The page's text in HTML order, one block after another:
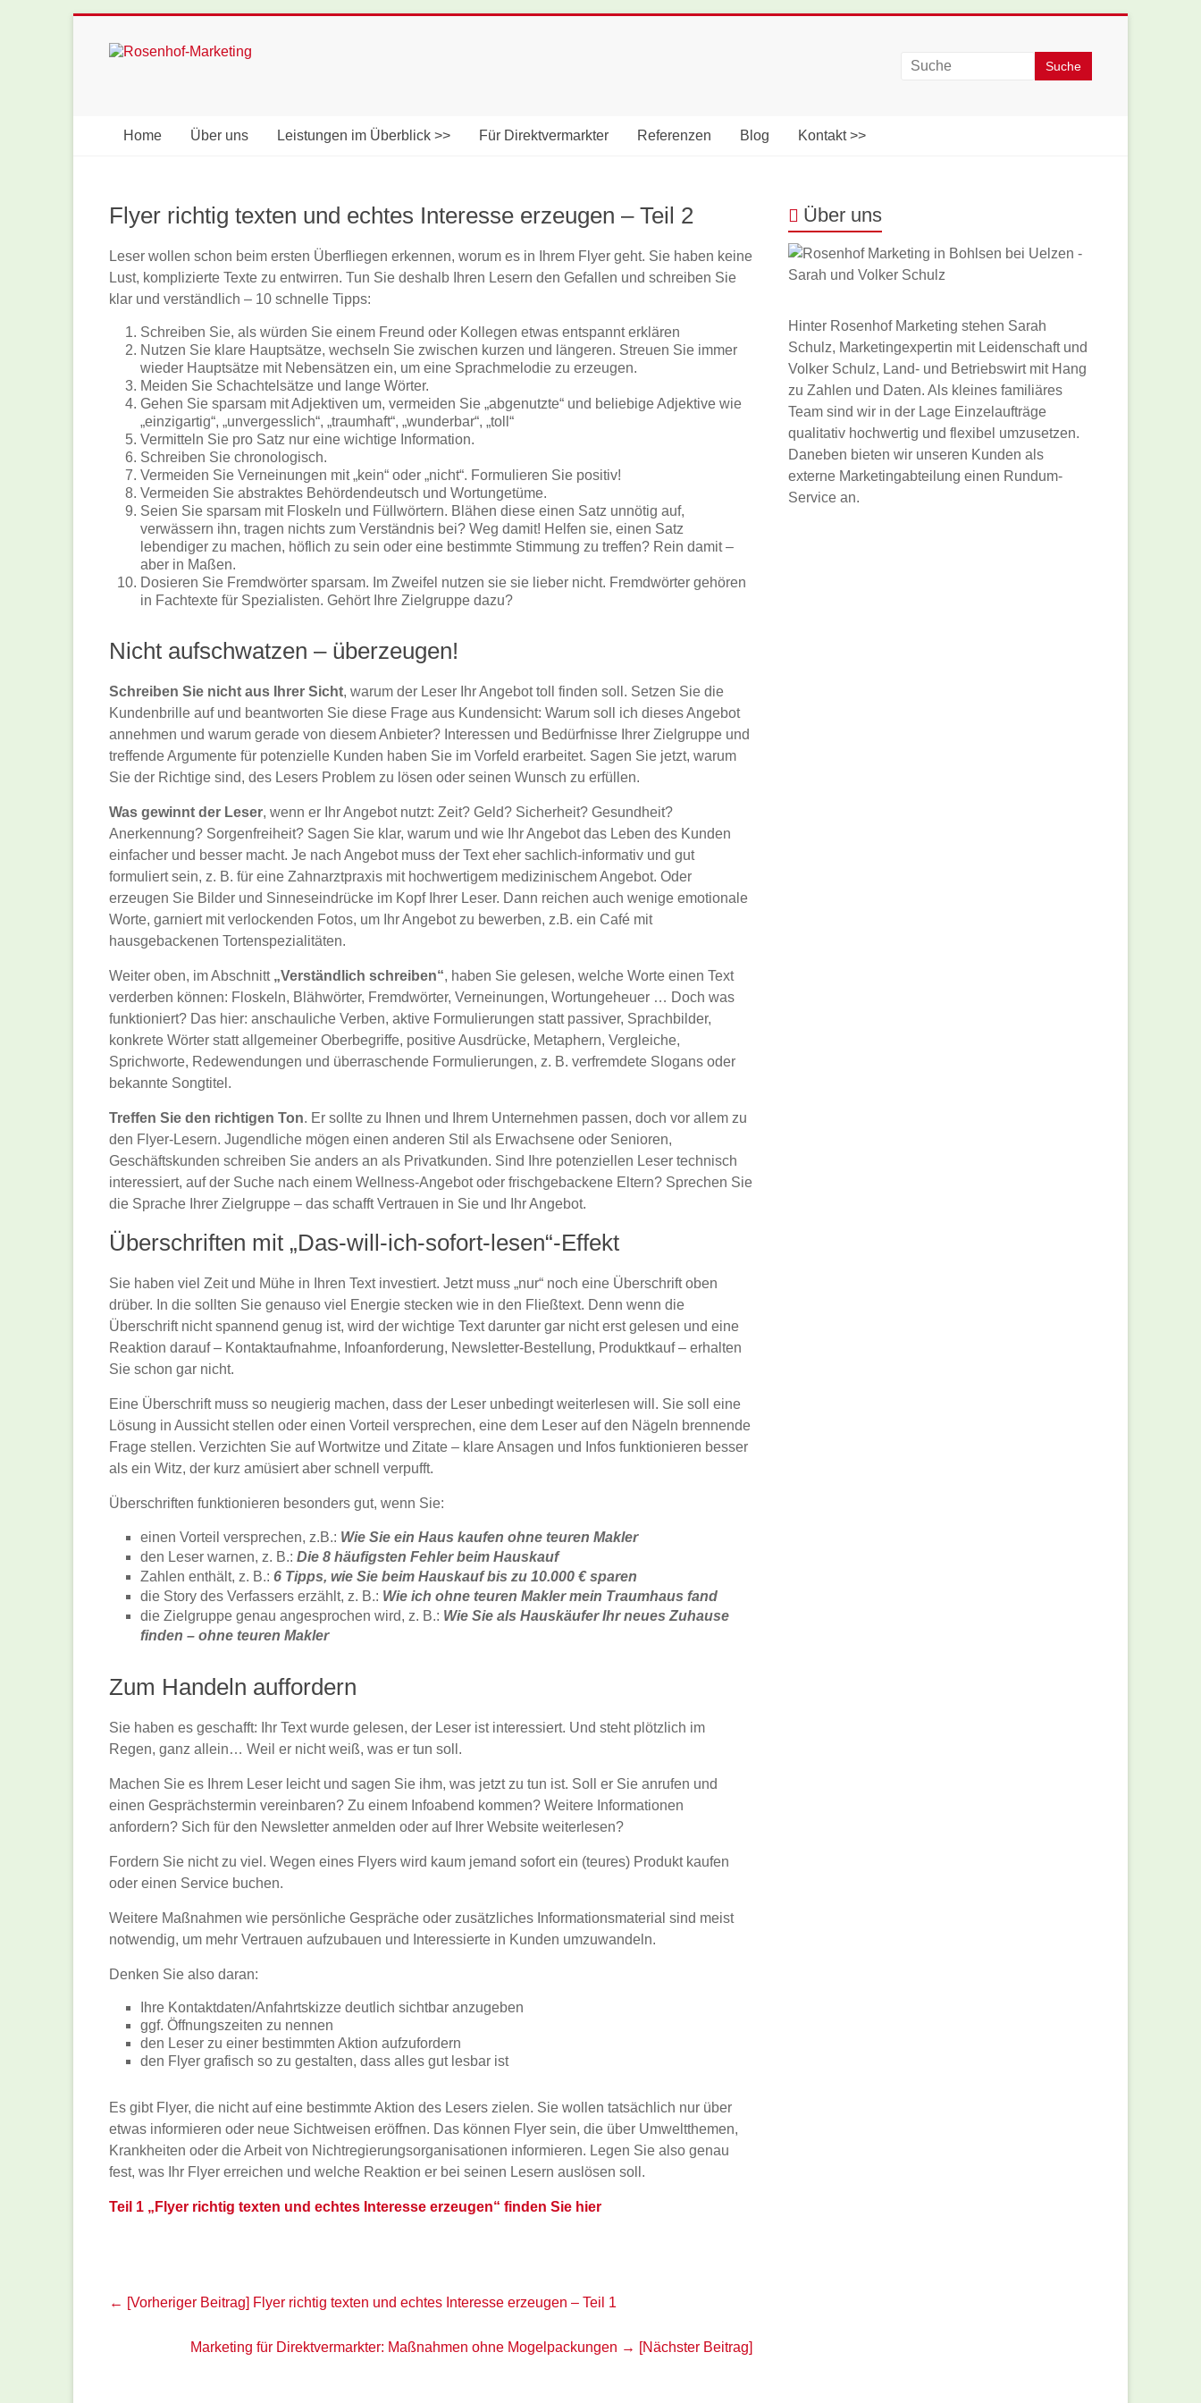
contentRosenhof-
Home Über uns Leistungen im Überblick >> Für Direktvermarkter Referenzen Blog Kontakt >>
Flyer richtig texten und echtes Interesse erzeugen – Teil 2
Leser wollen schon beim ersten Überfliegen erkennen, worum es in Ihrem Flyer geht. Sie haben keine
Lust, komplizierte Texte zu entwirren. Tun Sie deshalb Ihren Lesern den Gefallen und schreiben Sie
klar und verständlich – 10 schnelle Tipps:
Schreiben Sie, als würden Sie einem Freund oder Kollegen etwas entspannt erklären
Nutzen Sie klare Hauptsätze, wechseln Sie zwischen kurzen und längeren. Streuen Sie immer
wieder Hauptsätze mit Nebensätzen ein, um eine Sprachmelodie zu erzeugen.
Meiden Sie Schachtelsätze und lange Wörter.
Gehen Sie sparsam mit Adjektiven um, vermeiden Sie „abgenutzte“ und beliebige Adjektive wie
„einzigartig“, „unvergesslich“, „traumhaft“, „wunderbar“, „toll“
Vermitteln Sie pro Satz nur eine wichtige Information.
Schreiben Sie chronologisch.
Vermeiden Sie Verneinungen mit „kein“ oder „nicht“. Formulieren Sie positiv!
Vermeiden Sie abstraktes Behördendeutsch und Wortungetüme.
Seien Sie sparsam mit Floskeln und Füllwörtern. Blähen diese einen Satz unnötig auf,
verwässern ihn, tragen nichts zum Verständnis bei? Weg damit! Helfen sie, einen Satz
lebendiger zu machen, höflich zu sein oder eine bestimmte Stimmung zu treffen? Rein damit –
aber in Maßen.
Dosieren Sie Fremdwörter sparsam. Im Zweifel nutzen sie sie lieber nicht. Fremdwörter gehören
in Fachtexte für Spezialisten. Gehört Ihre Zielgruppe dazu?
Nicht aufschwatzen – überzeugen!
Schreiben Sie nicht aus Ihrer Sicht, warum der Leser Ihr Angebot toll finden soll. Setzen Sie die
Kundenbrille auf und beantworten Sie diese Frage aus Kundensicht: Warum soll ich dieses Angebot
annehmen und warum gerade von diesem Anbieter? Interessen und Bedürfnisse Ihrer Zielgruppe und
treffende Argumente für potenzielle Kunden haben Sie im Vorfeld erarbeitet. Sagen Sie jetzt, warum
Sie der Richtige sind, des Lesers Problem zu lösen oder seinen Wunsch zu erfüllen.
Was gewinnt der Leser, wenn er Ihr Angebot nutzt: Zeit? Geld? Sicherheit? Gesundheit?
Anerkennung? Sorgenfreiheit? Sagen Sie klar, warum und wie Ihr Angebot das Leben des Kunden
einfacher und besser macht. Je nach Angebot muss der Text eher sachlich-informativ und gut
formuliert sein, z. B. für eine Zahnarztpraxis mit hochwertigem medizinischem Angebot. Oder
erzeugen Sie Bilder und Sinneseindrücke im Kopf Ihrer Leser. Dann reichen auch wenige emotionale
Worte, garniert mit verlockenden Fotos, um Ihr Angebot zu bewerben, z.B. ein Café mit
hausgebackenen Tortenspezialitäten.
Weiter oben, im Abschnitt „Verständlich schreiben“, haben Sie gelesen, welche Worte einen Text
verderben können: Floskeln, Blähwörter, Fremdwörter, Verneinungen, Wortungeheuer … Doch was
funktioniert? Das hier: anschauliche Verben, aktive Formulierungen statt passiver, Sprachbilder,
konkrete Wörter statt allgemeiner Oberbegriffe, positive Ausdrücke, Metaphern, Vergleiche,
Sprichworte, Redewendungen und überraschende Formulierungen, z. B. verfremdete Slogans oder
bekannte Songtitel.
Treffen Sie den richtigen Ton. Er sollte zu Ihnen und Ihrem Unternehmen passen, doch vor allem zu
den Flyer-Lesern. Jugendliche mögen einen anderen Stil als Erwachsene oder Senioren,
Geschäftskunden schreiben Sie anders an als Privatkunden. Sind Ihre potenziellen Leser technisch
interessiert, auf der Suche nach einem Wellness-Angebot oder frischgebackene Eltern? Sprechen Sie
die Sprache Ihrer Zielgruppe – das schafft Vertrauen in Sie und Ihr Angebot.
Überschriften mit „Das-will-ich-sofort-lesen“-Effekt
Sie haben viel Zeit und Mühe in Ihren Text investiert. Jetzt muss „nur“ noch eine Überschrift oben
drüber. In die sollten Sie genauso viel Energie stecken wie in den Fließtext. Denn wenn die
Überschrift nicht spannend genug ist, wird der wichtige Text darunter gar nicht erst gelesen und eine
Reaktion darauf – Kontaktaufnahme, Infoanforderung, Newsletter-Bestellung, Produktkauf – erhalten
Sie schon gar nicht.
Eine Überschrift muss so neugierig machen, dass der Leser unbedingt weiterlesen will. Sie soll eine
Lösung in Aussicht stellen oder einen Vorteil versprechen, eine dem Leser auf den Nägeln brennende
Frage stellen. Verzichten Sie auf Wortwitze und Zitate – klare Ansagen und Infos funktionieren besser
als ein Witz, der kurz amüsiert aber schnell verpufft.
Überschriften funktionieren besonders gut, wenn Sie:
einen Vorteil versprechen, z.B.: Wie Sie ein Haus kaufen ohne teuren Makler
den Leser warnen, z. B.: Die 8 häufigsten Fehler beim Hauskauf
Zahlen enthält, z. B.: 6 Tipps, wie Sie beim Hauskauf bis zu 10.000 € sparen
die Story des Verfassers erzählt, z. B.: Wie ich ohne teuren Makler mein Traumhaus fand
die Zielgruppe genau angesprochen wird, z. B.: Wie Sie als Hauskäufer Ihr neues Zuhause
finden – ohne teuren Makler
Zum Handeln auffordern
Sie haben es geschafft: Ihr Text wurde gelesen, der Leser ist interessiert. Und steht plötzlich im
Regen, ganz allein… Weil er nicht weiß, was er tun soll.
Machen Sie es Ihrem Leser leicht und sagen Sie ihm, was jetzt zu tun ist. Soll er Sie anrufen und
einen Gesprächstermin vereinbaren? Zu einem Infoabend kommen? Weitere Informationen
anfordern? Sich für den Newsletter anmelden oder auf Ihrer Website weiterlesen?
Fordern Sie nicht zu viel. Wegen eines Flyers wird kaum jemand sofort ein (teures) Produkt kaufen
oder einen Service buchen.
Weitere Maßnahmen wie persönliche Gespräche oder zusätzliches Informationsmaterial sind meist
notwendig, um mehr Vertrauen aufzubauen und Interessierte in Kunden umzuwandeln.
Denken Sie also daran:
Ihre Kontaktdaten/Anfahrtskizze deutlich sichtbar anzugeben
ggf. Öffnungszeiten zu nennen
den Leser zu einer bestimmten Aktion aufzufordern
den Flyer grafisch so zu gestalten, dass alles gut lesbar ist
Es gibt Flyer, die nicht auf eine bestimmte Aktion des Lesers zielen. Sie wollen tatsächlich nur über
etwas informieren oder neue Sichtweisen eröffnen. Das können Flyer sein, die über Umweltthemen,
Krankheiten oder die Arbeit von Nichtregierungsorganisationen informieren. Legen Sie also genau
fest, was Ihr Flyer erreichen und welche Reaktion er bei seinen Lesern auslösen soll.
Teil 1 „Flyer richtig texten und echtes Interesse erzeugen“ finden Sie hier
← [Vorheriger Beitrag] Flyer richtig texten und echtes Interesse erzeugen – Teil 1
Marketing für Direktvermarkter: Maßnahmen ohne Mogelpackungen → [Nächster Beitrag]
Über uns
Hinter Rosenhof Marketing stehen Sarah
Schulz, Marketingexpertin mit Leidenschaft und
Volker Schulz, Land- und Betriebswirt mit Hang
zu Zahlen und Daten. Als kleines familiäres
Team sind wir in der Lage Einzelaufträge
qualitativ hochwertig und flexibel umzusetzen.
Daneben bieten wir unseren Kunden als
externe Marketingabteilung einen Rundum-
Service an.